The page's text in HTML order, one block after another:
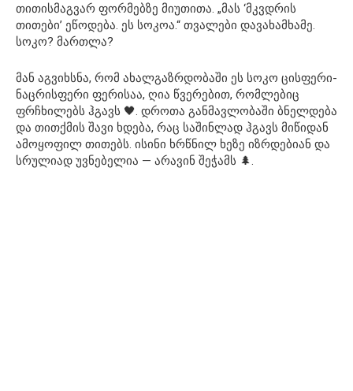
თითისმაგვარ ფორმებზე მიუთითა. „მას ‘მკვდრის
თითები’ ეწოდება. ეს სოკოა.“ თვალები დავახამხამე.
სოკო? მართლა?
მან აგვიხსნა, რომ ახალგაზრდობაში ეს სოკო ცისფერი-
ნაცრისფერი ფერისაა, ღია წვერებით, რომლებიც
ფრჩხილებს ჰგავს 🖤. დროთა განმავლობაში ბნელდება
და თითქმის შავი ხდება, რაც საშინლად ჰგავს მიწიდან
ამოყოფილ თითებს. ისინი ხრწნილ ხეზე იზრდებიან და
სრულიად უვნებელია — არავინ შეჭამს 🌲.